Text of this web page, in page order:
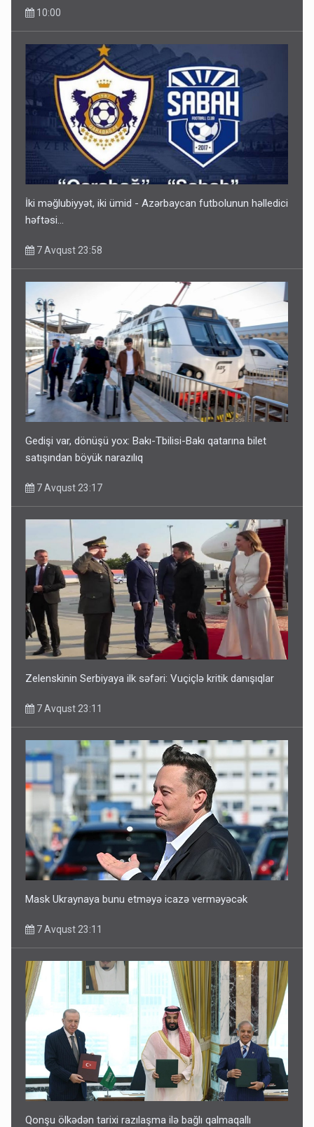
10:00
İki məğlubiyyət, iki ümid - Azərbaycan futbolunun həlledici
həftəsi...
7 Avqust 23:58
Gedişi var, dönüşü yox: Bakı-Tbilisi-Bakı qatarına bilet
satışından böyük narazılıq
7 Avqust 23:17
Zelenskinin Serbiyaya ilk səfəri: Vuçiçlə kritik danışıqlar
7 Avqust 23:11
Mask Ukraynaya bunu etməyə icazə verməyəcək
7 Avqust 23:11
Qonşu ölkədən tarixi razılaşma ilə bağlı qalmaqallı